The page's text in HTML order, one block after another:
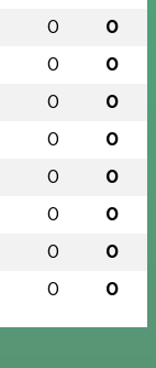
0 0
0 0
0 0
0 0
0 0
0 0
0 0
0 0